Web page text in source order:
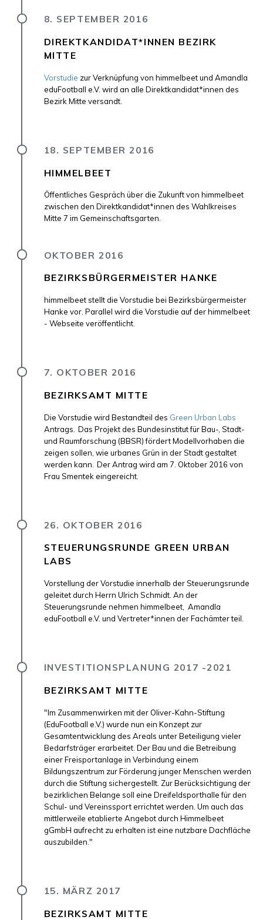
8. SEPTEMBER 2016
DIREKTKANDIDAT*INNEN BEZIRK
MITTE
Vorstudie zur Verknüpfung von himmelbeet und Amandla
eduFootball e.V. wird an alle Direktkandidat*innen des
Bezirk Mitte versandt.
18. SEPTEMBER 2016
HIMMELBEET
Öffentliches Gespräch über die Zukunft von himmelbeet
zwischen den Direktkandidat*innen des Wahlkreises
Mitte 7 im Gemeinschaftsgarten.
OKTOBER 2016
BEZIRKSBÜRGERMEISTER HANKE
himmelbeet stellt die Vorstudie bei Bezirksbürgermeister
Hanke vor. Parallel wird die Vorstudie auf der himmelbeet
- Webseite veröffentlicht.
7. OKTOBER 2016
BEZIRKSAMT MITTE
Die Vorstudie wird Bestandteil des Green Urban Labs
Antrags. Das Projekt des Bundesinstitut für Bau-, Stadt-
und Raumforschung (BBSR) fördert Modellvorhaben die
zeigen sollen, wie urbanes Grün in der Stadt gestaltet
werden kann. Der Antrag wird am 7. Oktober 2016 von
Frau Smentek eingereicht.
26. OKTOBER 2016
STEUERUNGSRUNDE GREEN URBAN
LABS
Vorstellung der Vorstudie innerhalb der Steuerungsrunde
geleitet durch Herrn Ulrich Schmidt. An der
Steuerungsrunde nehmen himmelbeet, Amandla
eduFootball e.V. und Vertreter*innen der Fachämter teil.
INVESTITIONSPLANUNG 2017 -2021
BEZIRKSAMT MITTE
"Im Zusammenwirken mit der Oliver-Kahn-Stiftung
(EduFootball e.V.) wurde nun ein Konzept zur
Gesamtentwicklung des Areals unter Beteiligung vieler
Bedarfsträger erarbeitet. Der Bau und die Betreibung
einer Freisportanlage in Verbindung einem
Bildungszentrum zur Förderung junger Menschen werden
durch die Stiftung sichergestellt. Zur Berücksichtigung der
bezirklichen Belange soll eine Dreifeldsporthalle für den
Schul- und Vereinssport errichtet werden. Um auch das
mittlerweile etablierte Angebot durch Himmelbeet
gGmbH aufrecht zu erhalten ist eine nutzbare Dachfläche
auszubilden."
15. MÄRZ 2017
BEZIRKSAMT MITTE